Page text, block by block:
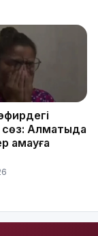
Алматыда
қамауға